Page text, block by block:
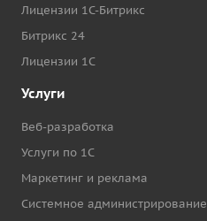
Лицензии 1С-Битрикс
Битрикс 24
Лицензии 1С
Услуги
Веб-разработка
Услуги по 1С
Маркетинг и реклама
Системное администрирование